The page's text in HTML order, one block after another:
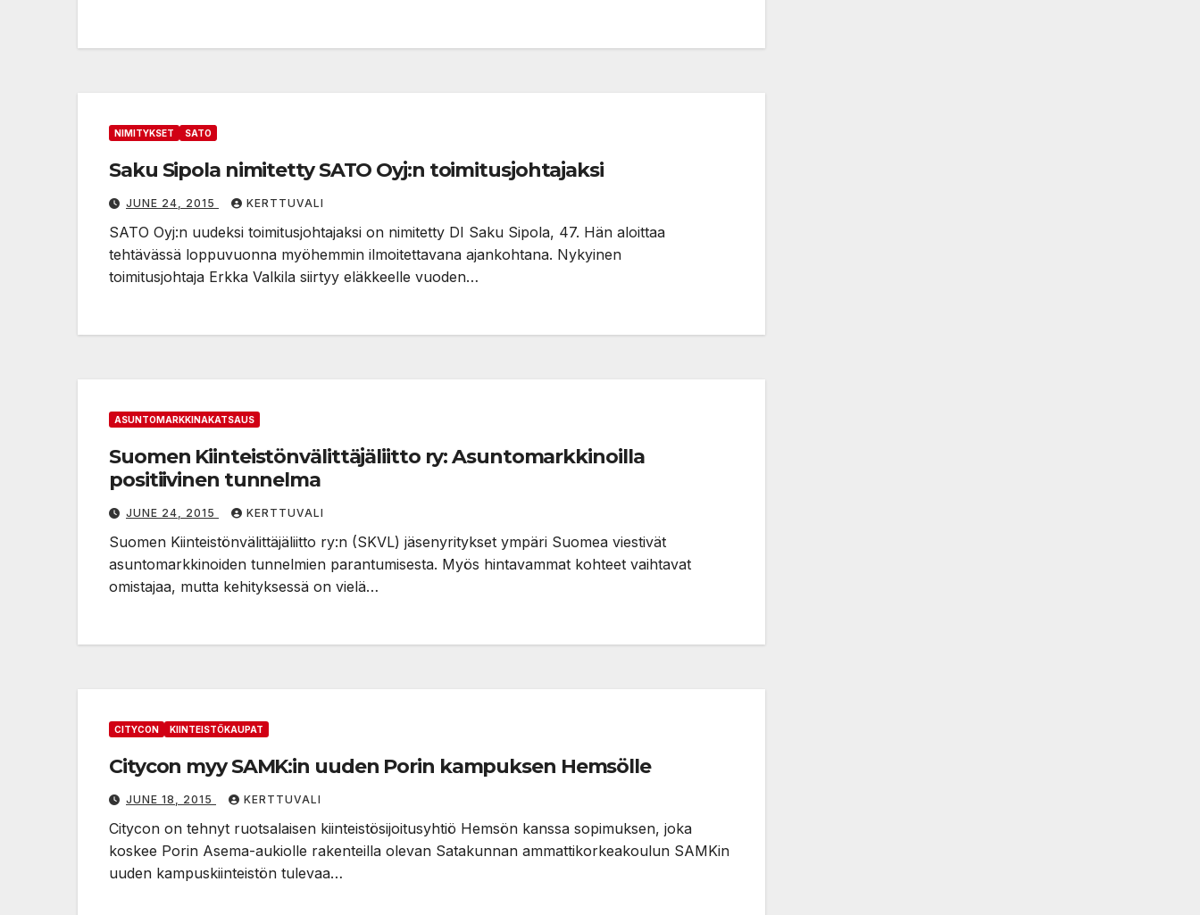
NIMITYKSET SATO
Saku Sipola nimitetty SATO Oyj:n toimitusjohtajaksi
JUNE 24, 2015 KERTTUVALI
SATO Oyj:n uudeksi toimitusjohtajaksi on nimitetty DI Saku Sipola, 47. Hän aloittaa
tehtävässä loppuvuonna myöhemmin ilmoitettavana ajankohtana. Nykyinen
toimitusjohtaja Erkka Valkila siirtyy eläkkeelle vuoden…
ASUNTOMARKKINAKATSAUS
Suomen Kiinteistönvälittäjäliitto ry: Asuntomarkkinoilla
positiivinen tunnelma
JUNE 24, 2015 KERTTUVALI
Suomen Kiinteistönvälittäjäliitto ry:n (SKVL) jäsenyritykset ympäri Suomea viestivät
asuntomarkkinoiden tunnelmien parantumisesta. Myös hintavammat kohteet vaihtavat
omistajaa, mutta kehityksessä on vielä…
CITYCON KIINTEISTÖKAUPAT
Citycon myy SAMK:in uuden Porin kampuksen Hemsölle
JUNE 18, 2015 KERTTUVALI
Citycon on tehnyt ruotsalaisen kiinteistösijoitusyhtiö Hemsön kanssa sopimuksen, joka
koskee Porin Asema-aukiolle rakenteilla olevan Satakunnan ammattikorkeakoulun SAMKin
uuden kampuskiinteistön tulevaa…